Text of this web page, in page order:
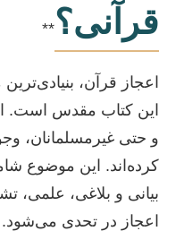
قرآنی؟**
اعجاز قرآن،
این کتاب مقدس است. از
و حتی غیرمسلمانان،
کرده‌اند. این موضوع
بیانی و بلاغی، علمی،
اعجاز در تحدی می‌شود.